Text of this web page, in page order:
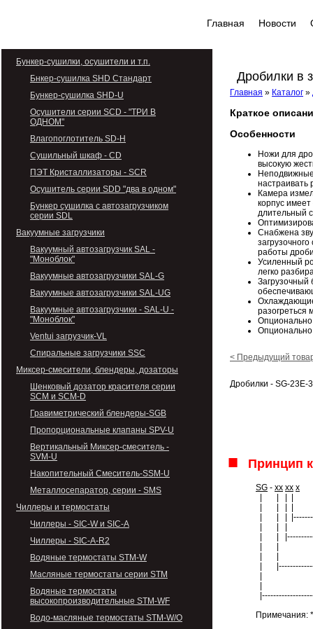
Главная Новости
Бункер-сушилки, осушители и т.п.
Бнкер-сушилка SHD Стандарт
Бункер-сушилка SHD-U
Осушители серии SCD - "ТРИ В
ОДНОМ"
Влагопоглотитель SD-H
Сушильный шкаф - CD
ПЭТ Кристаллизаторы - SCR
Осушитель серии SDD "два в одном"
Бункер сушилка с автозагрузчиком
серии SDL
Вакуумные загрузчики
Вакуумный автозагрузчик SAL -
"Моноблок"
Вакуумные автозагрузчики SAL-G
Вакуумные автозагрузчики SAL-UG
Вакуумные автозагрузчики - SAL-U -
"Моноблок"
Ventui загрузчик-VL
Спиральные загрузчики SSC
Миксер-смесители, блендеры, дозаторы
Шенковый дозатор красителя серии
SCM и SCM-D
Гравиметрический блендеры-SGB
Пропорциональные клапаны SPV-U
Вертикальный Миксер-смеситель -
SVM-U
Накопительный Смеситель-SSM-U
Металлосепаратор, серии - SMS
Чиллеры и термостаты
Чиллеры - SIC-W и SIC-A
Чиллеры - SIC-A-R2
Водяные термостаты STM-W
Масляные термостаты серии SТМ
Водяные термостаты
высокопроизводительные SТМ-WF
Водо-масляные термостаты STM-W/O
Дробилки в
Главная » Каталог »
Краткое
Особенности
Ножи для
высокую
настраивать
Камера
корпус имеет
длительный
Снабжена
работы
Усиленный
легко
Загрузочный
разогреться
Опционально
Опционально
< Предыдущий
Дробилки - SG-23E-
■ Принцип
SG - xx xx x
| | |
| |
|
Примечания: *